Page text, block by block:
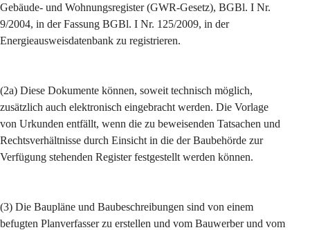
Gebäude- und Wohnungsregister (GWR-Gesetz), BGBl. I Nr.
9/2004, in der Fassung BGBl. I Nr. 125/2009, in der
Energieausweisdatenbank zu registrieren.
(2a) Diese Dokumente können, soweit technisch möglich,
zusätzlich auch elektronisch eingebracht werden. Die Vorlage
von Urkunden entfällt, wenn die zu beweisenden Tatsachen und
Rechtsverhältnisse durch Einsicht in die der Baubehörde zur
Verfügung stehenden Register festgestellt werden können.
(3) Die Baupläne und Baubeschreibungen sind von einem
befugten Planverfasser zu erstellen und vom Bauwerber und vom